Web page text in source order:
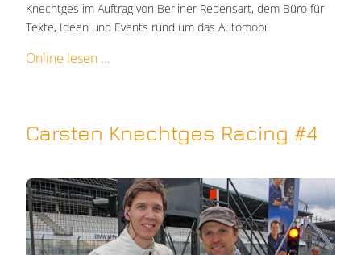
Knechtges im Auftrag von Berliner Redensart, dem Büro für
Texte, Ideen und Events rund um das Automobil
Online lesen
Carsten Knechtges Racing #4